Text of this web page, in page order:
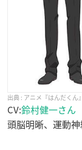
アニメ『はんだくん
CV:鈴村健一さん
頭脳明晰、運動